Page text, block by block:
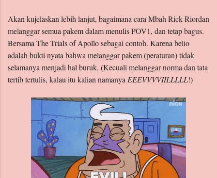
Akan kujelaskan lebih lanjut, bagaimana cara Mbah Rick Riordan
melanggar semua pakem dalam menulis POV1, dan tetap bagus.
Bersama The Trials of Apollo sebagai contoh. Karena belio
adalah bukti nyata bahwa melanggar pakem (peraturan) tidak
selamanya menjadi hal buruk. (Kecuali melanggar norma dan tata
tertib tertulis, kalau itu kalian namanya EEEVVVVIILLLLL!)